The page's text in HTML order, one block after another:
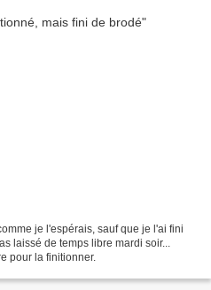
je l'espérais, sauf que je l'ai fini
laissé de temps libre mardi soir...
pour la finitionner.